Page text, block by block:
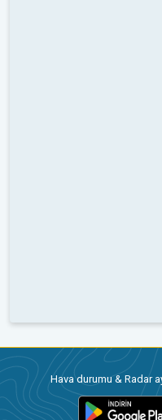
Hava durumu & Radar